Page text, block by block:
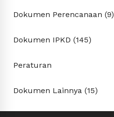
Dokumen Perencanaan (9)
Dokumen IPKD (145)
Peraturan
Dokumen Lainnya (15)